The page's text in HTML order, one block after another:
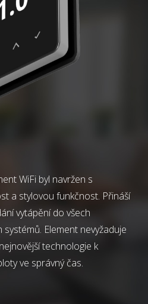
WiFi byl navržen s
a stylovou funkčnost. Přináší
vytápění do všech
Element nevyžaduje
technologie k
ve správný čas.